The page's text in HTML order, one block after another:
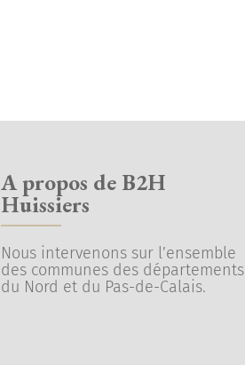
A propos de B2H
Huissiers
Nous intervenons sur l’ensemble
des communes des départements
du Nord et du Pas-de-Calais.